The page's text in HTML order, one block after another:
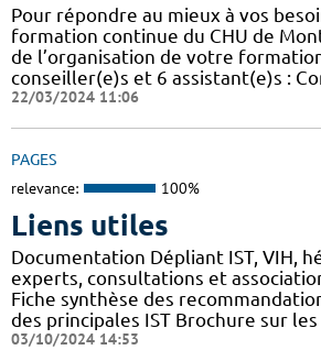
Pour répondre au mieux à vos
formation continue du CHU de
de l’organisation de votre
conseiller(e)s et 6 assistant(e)s :
22/03/2024 11:06
PAGES
relevance: 100%
Liens utiles
Documentation Dépliant IST, VIH,
experts, consultations et
Fiche synthèse des
des principales IST Brochure sur
03/10/2024 14:53